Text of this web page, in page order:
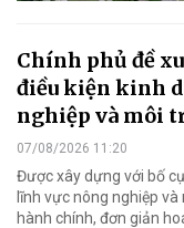
Chính phủ đề
điều kiện kinh
nghiệp và môi
07/08/2026 11:20
Được xây dựng với bố
lĩnh vực nông nghiệp
hành chính, đơn giản